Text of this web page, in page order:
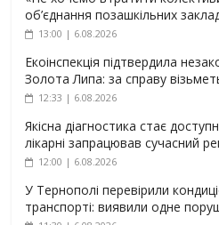
об’єднання позашкільних
13:00 | 6.08.2026
Екоінспекція підтвердила
Золота Липа: за справу
12:33 | 6.08.2026
Якісна діагностика стає
лікарні запрацював сучасний
12:00 | 6.08.2026
У Тернополі перевірили
транспорті: виявили одне